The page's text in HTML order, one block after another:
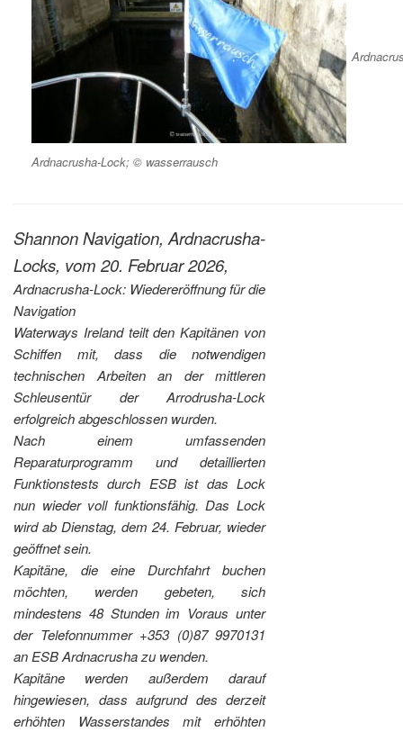
Ardnacrusha-Lock; © wasserrausch
Shannon Navigation, Ardnacrusha-
Locks, vom 20. Februar 2026,
Ardnacrusha-Lock: Wiedereröffnung für die
Navigation
Waterways Ireland teilt den Kapitänen von
Schiffen mit, dass die notwendigen
technischen Arbeiten an der mittleren
Schleusentür der Arrodrusha-Lock
erfolgreich abgeschlossen wurden.
Nach einem umfassenden
Reparaturprogramm und detaillierten
Funktionstests durch ESB ist das Lock
nun wieder voll funktionsfähig. Das Lock
wird ab Dienstag, dem 24. Februar, wieder
geöffnet sein.
Kapitäne, die eine Durchfahrt buchen
möchten, werden gebeten, sich
mindestens 48 Stunden im Voraus unter
der Telefonnummer +353 (0)87 9970131
an ESB Ardnacrusha zu wenden.
Kapitäne werden außerdem darauf
hingewiesen, dass aufgrund des derzeit
erhöhten Wasserstandes mit erhöhten